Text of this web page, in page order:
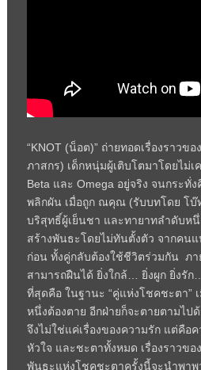
“KNOT (น็อต)” ถ่ายทอดเรื่องราวข
ภาสกร) เด็กหนุ่มผู้เติบโตมาโดยไม่เ
Beta และ Omega อยู่จริง จนกระทั่
พลิกผัน เมื่อถูก ณคุณ (รับบทโดย โบ๊
บริสุทธิ์ผู้เย็นชา และทายาทลำดับห
สร้างพันธะโดยไม่ทันตั้งตัว จากคน
ก่อน ทั้งคู่กลับต้องใช้ชีวิตร่วมกัน ภา
สามารถฝืนได้ ยิ่งใกล้… ยิ่งผูก ยิ่งรั
ที่สุดคือ ในฐานะ “คู่แห่งโชคชะตา”
หนึ่งต้องตาย อีกฝ่ายก็จะตายตามไ
จึงไม่ใช่แค่เรื่องของความรัก แต่คือ
หัวใจ และชะตาทั้งหมด เรื่องราวขอ
พันธะแห่งโชคชะตาครั้งนี้จะนำพา